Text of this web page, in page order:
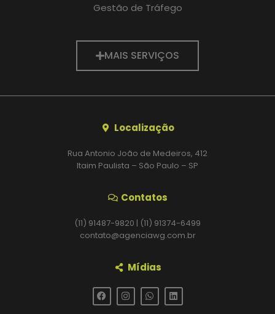
Gestão de Tráfego
MAIS SERVIÇOS
Localização
Rua Antonio João de Medeiros, 412
Itaim Paulista – São Paulo – SP
Contatos
(11) 91487-9820 | (11) 91374-6499
contato@agenciawg.com.br
Mídias